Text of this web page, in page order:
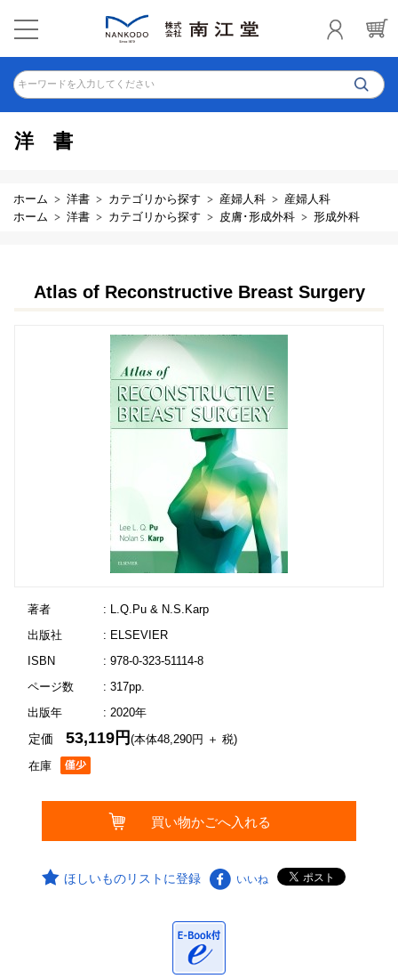
キーワードを入力してください
洋書
ホーム 洋書 カテゴリから探す 産婦人科
産婦人科
ホーム
洋書 カテゴリから探す 皮膚･形成外科 形成外科
Atlas of Reconstructive Breast Surgery
著者
: L.Q.Pu & N.S.Karp
出版社
: ELSEVIER
ISBN
: 978-0-323-51114-8
ページ数
: 317pp.
出版年
: 2020年
在庫
定価53,119円(本体48,290円 ＋ 税)
ほしいものリストに登録 いいね